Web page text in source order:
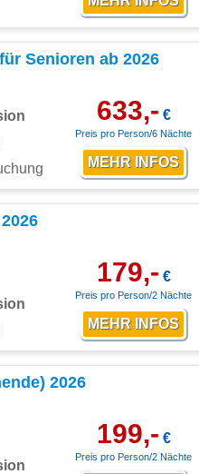
Senioren ab 2026
633,- €
Preis pro Person/6 Nächte
179,- €
Preis pro Person/2 Nächte
2026
199,- €
Preis pro Person/2 Nächte